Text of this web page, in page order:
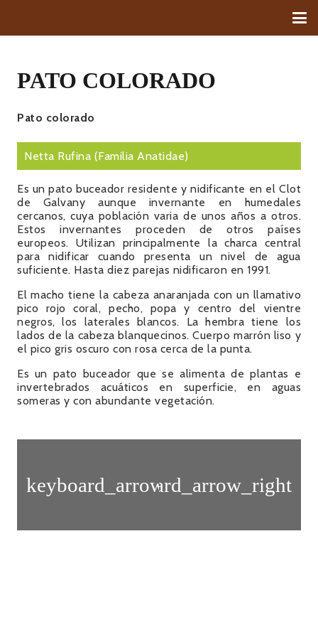
PATO COLORADO
Pato colorado
Netta Rufina (Familia Anatidae)
Es un pato buceador residente y nidificante en el Clot
de Galvany aunque invernante en humedales
cercanos, cuya población varia de unos años a otros.
Estos invernantes proceden de otros países
europeos. Utilizan principalmente la charca central
para nidificar cuando presenta un nivel de agua
suficiente. Hasta diez parejas nidificaron en 1991.
El macho tiene la cabeza anaranjada con un llamativo
pico rojo coral, pecho, popa y centro del vientre
negros, los laterales blancos. La hembra tiene los
lados de la cabeza blanquecinos. Cuerpo marrón liso y
el pico gris oscuro con rosa cerca de la punta.
Es un pato buceador que se alimenta de plantas e
invertebrados acuáticos en superficie, en aguas
someras y con abundante vegetación.
Alcaraván
Charrán
común